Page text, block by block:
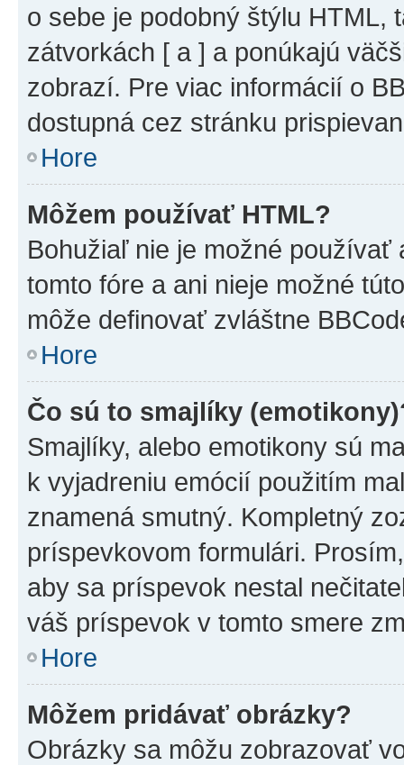
o sebe je podobný štýlu HTML,
zátvorkách [ a ] a ponúkajú
zobrazí. Pre viac informácií o
dostupná cez stránku
Hore
Môžem používať HTML?
Bohužiaľ nie je možné
tomto fóre a ani nieje možné
môže definovať zvláštne
Hore
Čo sú to smajlíky
Smajlíky, alebo emotikony sú
k vyjadreniu emócií použitím
znamená smutný. Kompletný
príspevkovom formulári.
aby sa príspevok nestal
váš príspevok v tomto smere
Hore
Môžem pridávať obrázky?
Obrázky sa môžu zobrazovať